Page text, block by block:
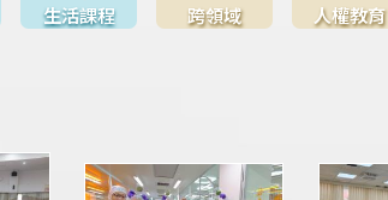
生活課程 跨領域 人權教育